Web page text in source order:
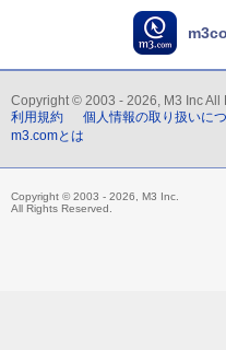
Copyright © 2003 - 2026, M3 Inc All
利用規約
個人情報の取り扱いに
m3.comとは
Copyright © 2003 - 2026, M3 Inc.
All Rights Reserved.